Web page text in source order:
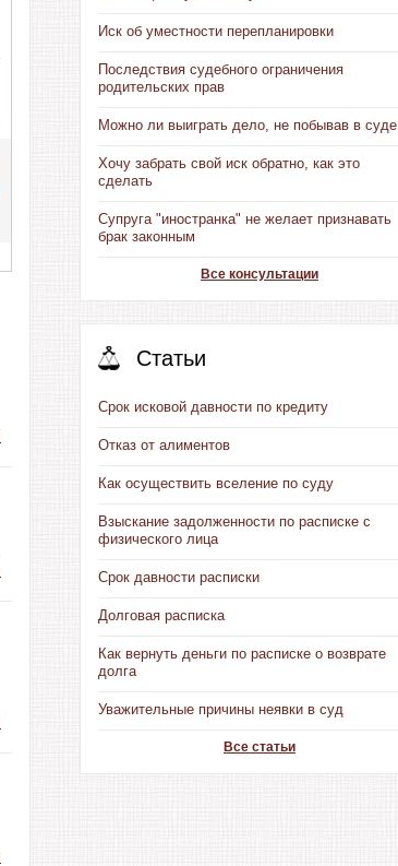
Иск об уместности перепланировки
Последствия судебного ограничения
родительских прав
Можно ли выиграть дело, не побывав в суде
Хочу забрать свой иск обратно, как это
сделать
Супруга "иностранка" не желает признавать
брак законным
Все консультации
Статьи
Срок исковой давности по кредиту
Отказ от алиментов
Как осуществить вселение по суду
Взыскание задолженности по расписке с
физического лица
Срок давности расписки
Долговая расписка
Как вернуть деньги по расписке о возврате
долга
Уважительные причины неявки в суд
Все статьи